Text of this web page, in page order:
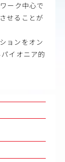
ーク中心で
せることが
ョンをオン
イオニア的